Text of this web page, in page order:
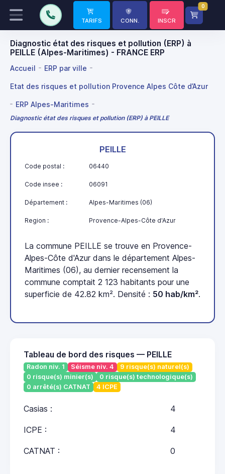
TARIFS CONN. INSCR
0
Diagnostic état des risques et pollution (ERP) à
PEILLE (Alpes-Maritimes) - FRANCE ERP
Accueil ERP par ville
Etat des risques et pollution Provence Alpes Côte d’Azur
ERP Alpes-Maritimes
Diagnostic état des risques et pollution (ERP) à PEILLE
PEILLE
Code postal : 06440
Code insee : 06091
Département : Alpes-Maritimes (06)
Region : Provence-Alpes-Côte d'Azur
La commune PEILLE se trouve en Provence-
Alpes-Côte d'Azur dans le département Alpes-
Maritimes (06), au dernier recensement la
commune comptait 2 123 habitants pour une
superficie de 42.82 km². Densité : 50 hab/km².
Tableau de bord des risques — PEILLE
Radon niv. 1 Séisme niv. 4
9 risque(s) naturel(s)
0 risque(s) minier(s)
0 risque(s) technologique(s)
0 arrêté(s) CATNAT
4 ICPE
Casias : 4
ICPE : 4
CATNAT : 0